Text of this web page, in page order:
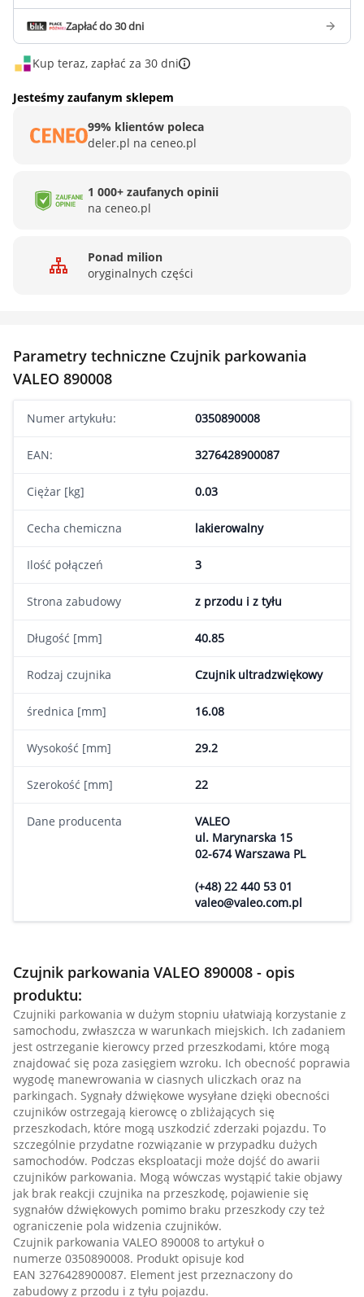
Zapłać do 30 dni
Kup teraz, zapłać za 30 dni
Jesteśmy zaufanym sklepem
99% klientów poleca
deler.pl na ceneo.pl
1 000+ zaufanych opinii
na ceneo.pl
Ponad milion
oryginalnych części
Parametry techniczne Czujnik parkowania
VALEO 890008
Numer artykułu: 0350890008
EAN: 3276428900087
Ciężar [kg] 0.03
Cecha chemiczna lakierowalny
Ilość połączeń 3
Strona zabudowy z przodu i z tyłu
Długość [mm] 40.85
Rodzaj czujnika Czujnik ultradzwiękowy
średnica [mm] 16.08
Wysokość [mm] 29.2
Szerokość [mm] 22
Dane producenta
VALEO
ul. Marynarska 15
02-674 Warszawa PL
(+48) 22 440 53 01
valeo@valeo.com.pl
Czujnik parkowania VALEO 890008 - opis
produktu:
Czujniki parkowania w dużym stopniu ułatwiają korzystanie z
samochodu, zwłaszcza w warunkach miejskich. Ich zadaniem
jest ostrzeganie kierowcy przed przeszkodami, które mogą
znajdować się poza zasięgiem wzroku. Ich obecność poprawia
wygodę manewrowania w ciasnych uliczkach oraz na
parkingach. Sygnały dźwiękowe wysyłane dzięki obecności
czujników ostrzegają kierowcę o zbliżających się
przeszkodach, które mogą uszkodzić zderzaki pojazdu. To
szczególnie przydatne rozwiązanie w przypadku dużych
samochodów. Podczas eksploatacji może dojść do awarii
czujników parkowania. Mogą wówczas wystąpić takie objawy
jak brak reakcji czujnika na przeszkodę, pojawienie się
sygnałów dźwiękowych pomimo braku przeszkody czy też
ograniczenie pola widzenia czujników.
Czujnik parkowania VALEO 890008 to artykuł o
numerze 0350890008. Produkt opisuje kod
EAN 3276428900087. Element jest przeznaczony do
zabudowy z przodu i z tyłu pojazdu.